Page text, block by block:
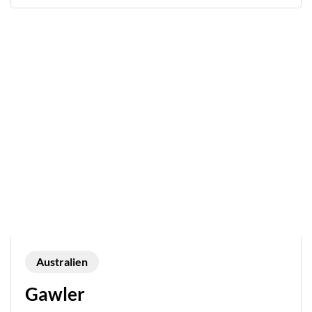
Australien
Gawler